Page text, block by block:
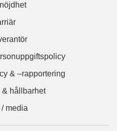
& –rapportering
& hållbarhet
/ media